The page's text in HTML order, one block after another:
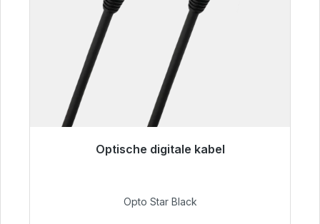
Optische digitale kabel
Klaar voor onmiddellijke verzending, levertijd
€ 93,00
Opto Star Black